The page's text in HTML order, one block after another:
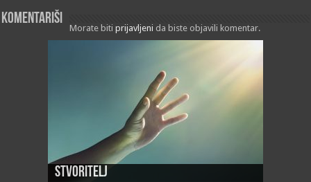
Komentariši
Morate bitiprijavljeni da biste objavili komentar.
Stvoritelj